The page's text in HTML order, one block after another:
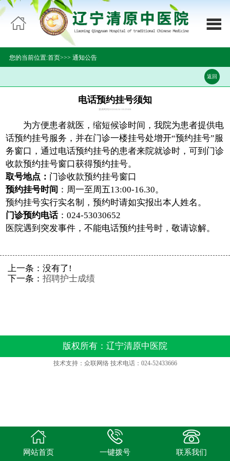
 网站首页
科室导航
专家介绍
医疗设备
就医指南


您的当前位置:首页>>> 通知公告
返回
电话预约挂号须知
发表时间2020/4/24 10:29:08
为方便患者就医，缩短候诊时间，我院为患者提供电
话预约挂号服务，并在门诊一楼挂号处增开“预约挂号”服
务窗口，通过电话预约挂号的患者来院就诊时，可到门诊
收款预约挂号窗口获得预约挂号。
取号地点： 门诊收款预约挂号窗口
预约挂号时间 ：周一至周五13:00-16.30。
预约挂号实行实名制，预约时请如实报出本人姓名。
门诊预约电话：024-53030652
医院遇到突发事件，不能电话预约挂号时，敬请谅解。
上一条：没有了!
下一条： 招聘护士成绩
版权所有：辽宁清原中医院
技术支持：众联网络 技术电话：024-52433666

网站首页

一键拨号

联系我们